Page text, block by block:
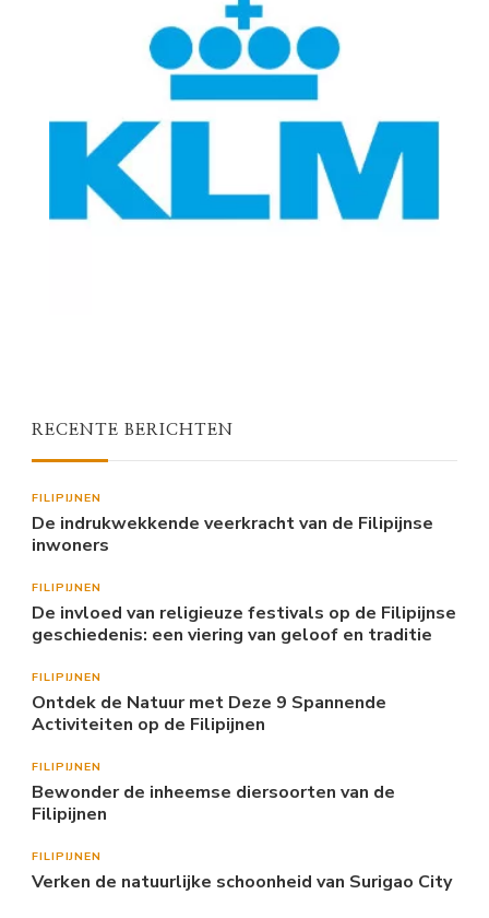
RECENTE BERICHTEN
FILIPIJNEN
De indrukwekkende veerkracht van de Filipijnse
inwoners
FILIPIJNEN
De invloed van religieuze festivals op de Filipijnse
geschiedenis: een viering van geloof en traditie
FILIPIJNEN
Ontdek de Natuur met Deze 9 Spannende
Activiteiten op de Filipijnen
FILIPIJNEN
Bewonder de inheemse diersoorten van de
Filipijnen
FILIPIJNEN
Verken de natuurlijke schoonheid van Surigao City